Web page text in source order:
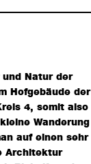
Natur der
Hofgebäude der
4, somit also
Wanderung
auf einen sehr
Architektur